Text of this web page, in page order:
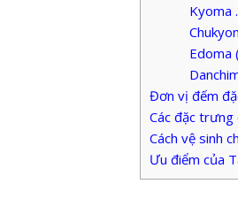
Kyoma
Edoma
Đơn vị đếm
Các đặc trưng
Cách vệ sinh
Ưu điểm của